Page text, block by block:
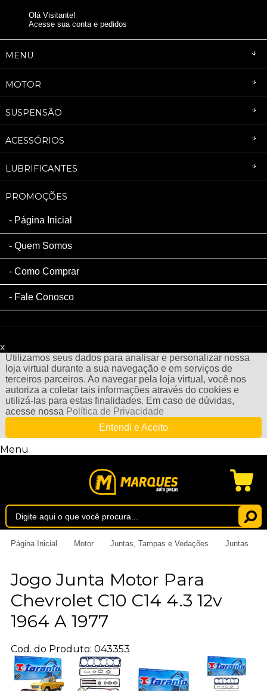
Olá Visitante!
Acesse sua conta e pedidos
MENU
MOTOR
SUSPENSÃO
ACESSÓRIOS
LUBRIFICANTES
PROMOÇÕES
Página Inicial
Quem Somos
Como Comprar
Fale Conosco
x
Utilizamos seus dados para analisar e personalizar nossa
loja virtual durante a sua navegação e em serviços de
terceiros parceiros. Ao navegar pela loja virtual, você nos
autoriza a coletar tais informações através do cookies e
utilizá-las para estas finalidades. Em caso de dúvidas,
acesse nossa Política de Privacidade
Entendi e Aceito
Menu
Página Inicial Motor Juntas, Tampas e Vedações Juntas
Jogo Junta Motor Para
Chevrolet C10 C14 4.3 12v
1964 A 1977
Cod. do Produto: 043353